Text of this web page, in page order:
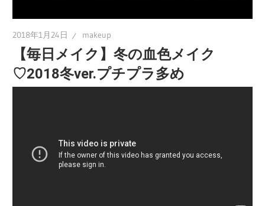
2018年1月24日 makeup
【毎日メイク】冬の血色メイク
♡2018冬ver.プチプラ多め